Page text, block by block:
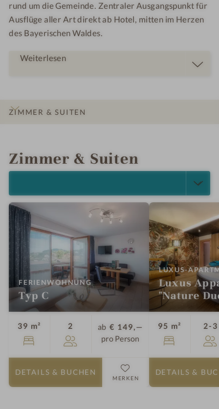
rund um die Gemeinde. Zentraler Ausgangspunkt für
Ausflüge aller Art direkt ab Hotel, mitten im Herzen
des Bayerischen Waldes.
Weiterlesen
ZIMMER & SUITEN
Zimmer & Suiten
FERIENWOHNUNG:
Typ C
39 m² 2 Personen
ab € 149,—
pro Person
DETAILS & BUCHEN
MERKEN
LUXUS-
Luxus
"Nature
95 m² 2-3
DETAILS &